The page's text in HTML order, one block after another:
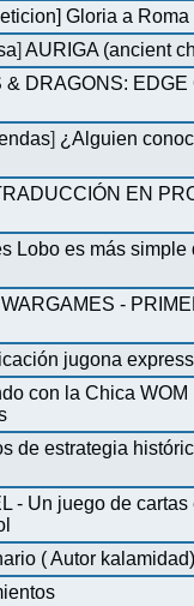
Gloria a Roma
]AURIGA (ancient
& DRAGONS:
] ¿Alguien
EN
Lobo es más simple
-
jugona express
con la Chica WOM
de estrategia
- Un juego de
( Autor